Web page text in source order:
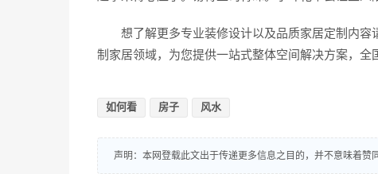
想了解更多专业装修设计以及品质家居定制内容
制家居领域，为您提供一站式整体空间解决方案，全
如何看 房子 风水
声明：本网登载此文出于传递更多信息之目的，并不意味着赞